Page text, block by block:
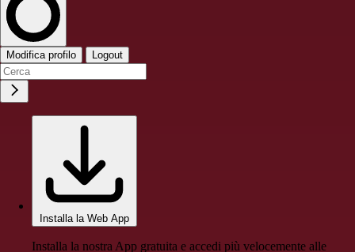
Modifica profilo Logout
Installa la Web App
Installa la nostra App gratuita e accedi più velocemente alle